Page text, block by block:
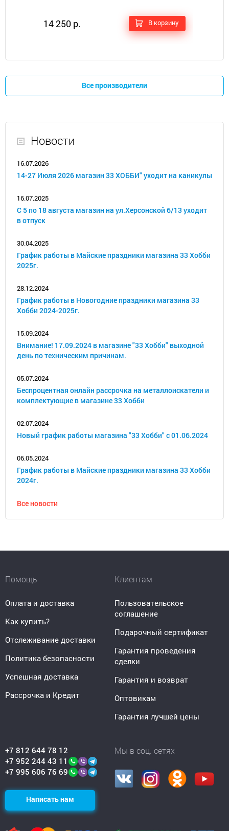
14 250 р. В корзину
Все производители
Новости
16.07.2026
14-27 Июля 2026 магазин 33 ХОББИ" уходит на каникулы
16.07.2025
С 5 по 18 августа магазин на ул.Херсонской 6/13 уходит
в отпуск
30.04.2025
График работы в Майские праздники магазина 33 Хобби
2025г.
28.12.2024
График работы в Новогодние праздники магазина 33
Хобби 2024-2025г.
15.09.2024
Внимание! 17.09.2024 в магазине "33 Хобби" выходной
день по техническим причинам.
05.07.2024
Беспроцентная онлайн рассрочка на металлоискатели и
комплектующие в магазине 33 Хобби
02.07.2024
Новый график работы магазина "33 Хобби" с 01.06.2024
06.05.2024
График работы в Майские праздники магазина 33 Хобби
2024г.
Все новости
Помощь
Оплата и доставка
Как купить?
Отслеживание доставки
Политика безопасности
Успешная доставка
Рассрочка и Кредит
Клиентам
Пользовательское
соглашение
Подарочный сертификат
Гарантия проведения
сделки
Гарантия и возврат
Оптовикам
Гарантия лучшей цены
+7 812 644 78 12
+7 952 244 43 11
+7 995 606 76 69
Написать нам
Мы в соц. сетях